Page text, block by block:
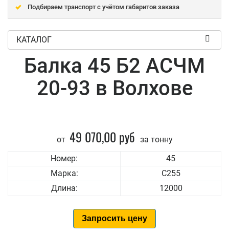
Подбираем транспорт с учётом габаритов заказа
КАТАЛОГ
Балка 45 Б2 АСЧМ
20-93 в Волхове
от 49 070,00 руб за тонну
Номер:
45
Марка:
С255
Длина:
12000
Запросить цену